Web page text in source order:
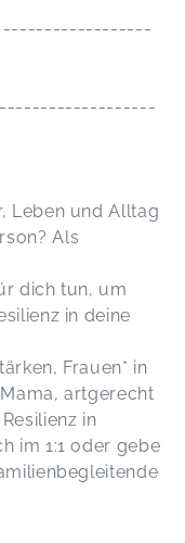
------------------
Leben und Alltag
Als
dich tun, um
in deine
Frauen* in
artgerecht
in
im 1:1 oder gebe